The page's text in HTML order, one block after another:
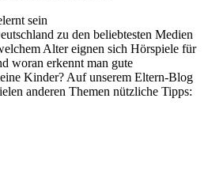
sein
zu den beliebtesten Medien
Alter eignen sich Hörspiele für
woran erkennt man gute
Kinder? Auf unserem Eltern-Blog
anderen Themen nützliche Tipps: